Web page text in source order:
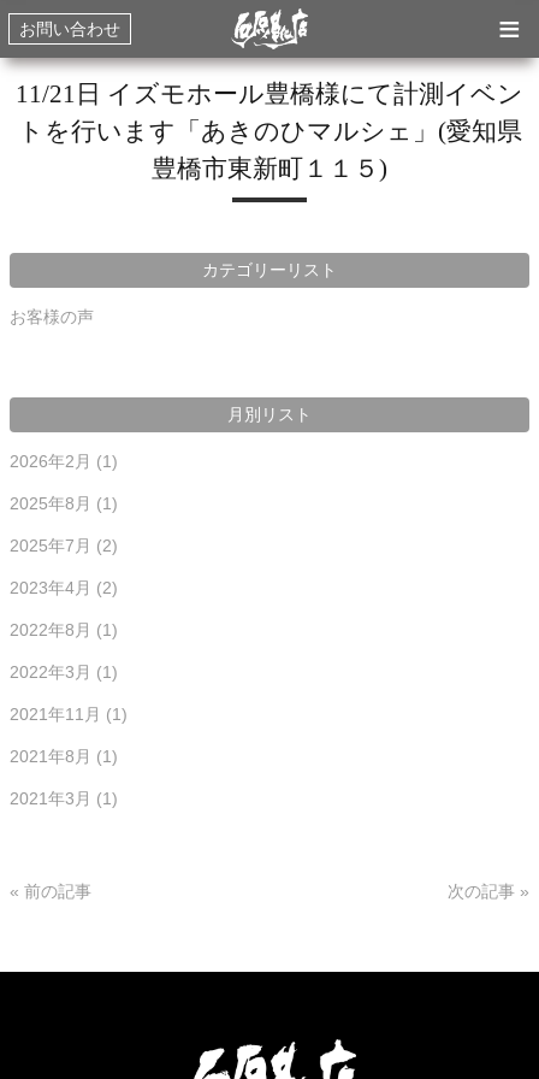
お問い合わせ ≡
11/21日 イズモホール豊橋様にて計測イベン
トを行います「あきのひマルシェ」(愛知県
豊橋市東新町１１５)
カテゴリーリスト
お客様の声
月別リスト
2026年2月 (1)
2025年8月 (1)
2025年7月 (2)
2023年4月 (2)
2022年8月 (1)
2022年3月 (1)
2021年11月 (1)
2021年8月 (1)
2021年3月 (1)
« 前の記事 次の記事 »